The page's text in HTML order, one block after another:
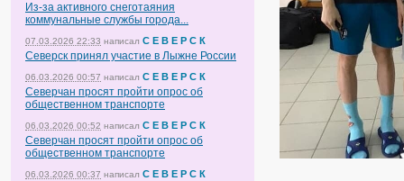
Из-за активного снеготаяния
коммунальные службы города...
07.03.2026 22:33 написал С Е В Е Р С К
Северск принял участие в Лыжне России
06.03.2026 00:57 написал С Е В Е Р С К
Северчан просят пройти опрос об
общественном транспорте
06.03.2026 00:52 написал С Е В Е Р С К
Северчан просят пройти опрос об
общественном транспорте
06.03.2026 00:37 написал С Е В Е Р С К